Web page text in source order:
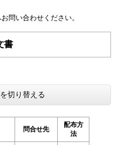
問い合わせください。
書
切り替える
問合せ先
配布方
法